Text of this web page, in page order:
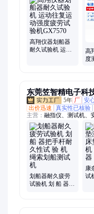
机、落球冲击试验机、纸
雾试验箱、淋雨试验箱、
机夹持力试验机、弹簧测
试验机、自行车检测设备
机、拉力试验机、电磁
高翔仪器划船器
耐久试验机 运动
高
度
东莞笠智精电子科
5年 厂 安
出价迅速
真实性已核验
主营： 融指仪、测试机、
池杆、测试仪、试验箱
色箱、冲击测试、工业烤
疲劳试验仪、拉力试验台
室、四轮滑板车
划船器耐久疲劳
试验机 划 船 器把
康
试